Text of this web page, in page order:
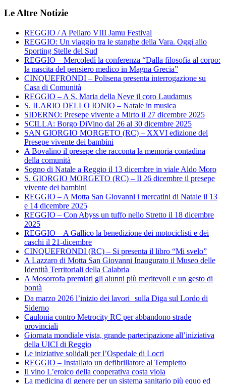
Le Altre Notizie
REGGIO / A Pellaro VIII Jamu Festival
REGGIO: Un viaggio tra le stanghe della Vara. Oggi allo
Sporting Stelle del Sud
REGGIO – Mercoledì la conferenza “Dalla filosofia al corpo:
la nascita del pensiero medico in Magna Grecia”
CINQUEFRONDI – Polisena presenta interrogazione su
Casa di Comunità
REGGIO – A S. Maria della Neve il coro Laudamus
S. ILARIO DELLO IONIO – Natale in musica
SIDERNO: Presepe vivente a Mirto il 27 dicembre 2025
SCILLA: Borgo DiVino dal 26 al 30 dicembre 2025
SAN GIORGIO MORGETO (RC) – XXVI edizione del
Presepe vivente dei bambini
A Bovalino il presepe che racconta la memoria contadina
della comunità
Sogno di Natale a Reggio il 13 dicembre in viale Aldo Moro
S. GIORGIO MORGETO (RC) – Il 26 dicembre il presepe
vivente dei bambini
REGGIO – A Motta San Giovanni i mercatini di Natale il 13
e 14 dicembre 2025
REGGIO – Con Abyss un tuffo nello Stretto il 18 dicembre
2025
REGGIO – A Gallico la benedizione dei motociclisti e dei
caschi il 21-dicembre
CINQUEFRONDI (RC) – Si presenta il libro “Mi svelo”
A Lazzaro di Motta San Giovanni Inaugurato il Museo delle
Identità Territoriali della Calabria
A Mosorrofa premiati gli alunni più meritevoli e un gesto di
bontà
Da marzo 2026 l’inizio dei lavori sulla Diga sul Lordo di
Siderno
Caulonia contro Metrocity RC per abbandono strade
provinciali
Giornata mondiale vista, grande partecipazione all’iniziativa
della UICI di Reggio
Le iniziative solidali per l’Ospedale di Locri
REGGIO – Installato un defibrillatore al Tempietto
Il vino L’eroico della cooperativa costa viola
La medicina di genere per un sistema sanitario più equo ed